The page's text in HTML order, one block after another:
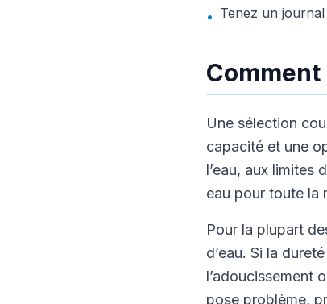
• Tenez un
Une sélection
capacité et une
l’eau, aux limites
eau pour toute la
Pour la plupart
d’eau. Si la
l’adoucissement
pose problème,